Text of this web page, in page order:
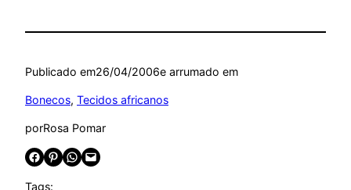
Publicado em26/04/2006e arrumado em
Bonecos, Tecidos africanos
porRosa Pomar
Share on Facebook Share on Pinterest Share on WhatsApp Email this Page
Tags: